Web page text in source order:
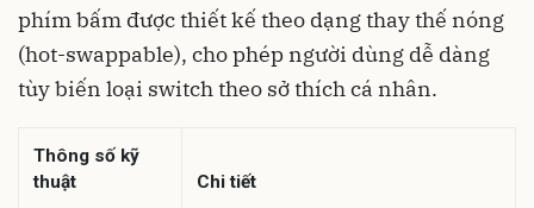
phím bấm được thiết kế theo dạng thay thế nóng
(hot-swappable), cho phép người dùng dễ dàng
tùy biến loại switch theo sở thích cá nhân.
Thông số kỹ
thuật
Chi tiết